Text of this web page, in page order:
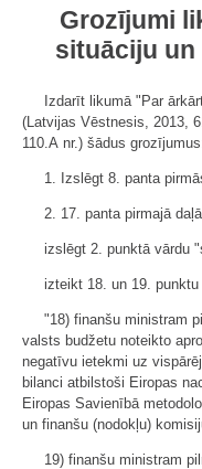
Grozījumi
situāciju
Izdarīt likumā "Par
(Latvijas Vēstnesis, 2013,
110.A nr.) šādus
1. Izslēgt 8. panta
2. 17. panta pirmajā
izslēgt 2. punktā vārdu
izteikt 18. un 19.
"18) finanšu ministram
valsts budžetu noteikto
negatīvu ietekmi uz
bilanci atbilstoši Eiropas
Eiropas Savienībā
un finanšu (nodokļu)
19) finanšu ministram